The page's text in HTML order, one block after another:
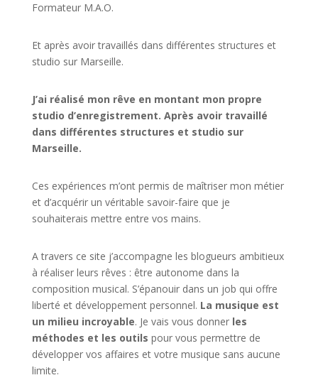
Formateur M.A.O.
Et après avoir travaillés dans différentes structures et
studio sur Marseille.
J’ai réalisé mon rêve en montant mon propre
studio d’enregistrement. Après avoir travaillé
dans différentes structures et studio sur
Marseille.
Ces expériences m’ont permis de maîtriser mon métier
et d’acquérir un véritable savoir-faire que je
souhaiterais mettre entre vos mains.
A travers ce site j’accompagne les blogueurs ambitieux
à réaliser leurs rêves : être autonome dans la
composition musical. S’épanouir dans un job qui offre
liberté et développement personnel. La musique est
un milieu incroyable. Je vais vous donner les
méthodes et les outils pour vous permettre de
développer vos affaires et votre musique sans aucune
limite.